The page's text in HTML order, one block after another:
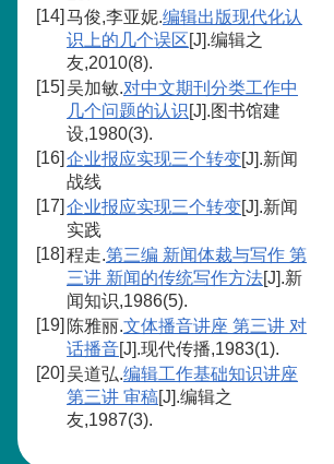
[14] 马俊,李亚妮.编辑出版现代化认
识上的几个误区[J].编辑之
友,2010(8).
[15] 吴加敏.对中文期刊分类工作中
几个问题的认识[J].图书馆建
设,1980(3).
[16] 企业报应实现三个转变[J].新闻
战线
[17] 企业报应实现三个转变[J].新闻
实践
[18] 程走.第三编 新闻体裁与写作 第
三讲 新闻的传统写作方法[J].新
闻知识,1986(5).
[19] 陈雅丽.文体播音讲座 第三讲 对
话播音[J].现代传播,1983(1).
[20] 吴道弘.编辑工作基础知识讲座
第三讲 审稿[J].编辑之
友,1987(3).